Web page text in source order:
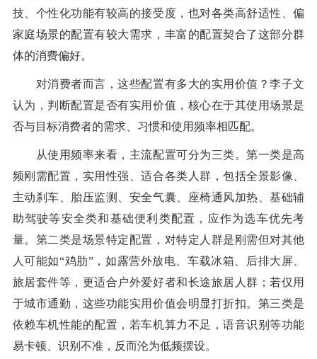
技、个性化功能有较高的接受度，也对各类高舒适性、偏
家庭场景的配置有较大需求，丰富的配置契合了这部分群
体的消费偏好。
对消费者而言，这些配置有多大的实用价值？李子文
认为，判断配置是否有实用价值，核心在于其使用场景是
否与目标消费者的需求、习惯和使用频率相匹配。
从使用频率来看，主流配置可分为三类。第一类是高
频刚需配置，实用性强、适合各类人群，包括全景影像、
主动刹车、胎压监测、安全气囊、座椅通风加热、基础辅
助驾驶等安全类和基础便利类配置，应作为选车优先考
量。第二类是场景特定配置，对特定人群是刚需但对其他
人可能如“鸡肋”，如露营外放电、车载冰箱、后排大屏、
旅居套件等，更适合户外爱好者和长途旅居人群；若仅用
于城市通勤，这些功能实用价值会明显打折扣。第三类是
依赖车机性能的配置，若车机算力不足，语音识别等功能
易卡顿、识别不准，反而沦为低频摆设。